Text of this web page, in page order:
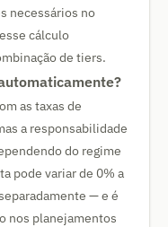
necessários no
cálculo
de tiers.
as taxas de
a responsabilidade
do regime
pode variar de 0% a
— e é
nos planejamentos